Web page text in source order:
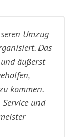
Umzug
Das
äußerst
kommen.
und